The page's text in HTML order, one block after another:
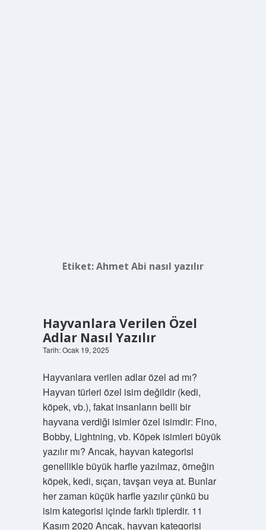
Etiket:Ahmet Abi nasıl yazılır
Hayvanlara Verilen Özel
Adlar Nasıl Yazılır
Tarih: Ocak 19, 2025
Hayvanlara verilen adlar özel ad mı?
Hayvan türleri özel isim değildir (kedi,
köpek, vb.), fakat insanların belli bir
hayvana verdiği isimler özel isimdir: Fino,
Bobby, Lightning, vb. Köpek isimleri büyük
yazılır mı? Ancak, hayvan kategorisi
genellikle büyük harfle yazılmaz, örneğin
köpek, kedi, sıçan, tavşan veya at. Bunlar
her zaman küçük harfle yazılır çünkü bu
isim kategorisi içinde farklı tiplerdir. 11
Kasım 2020 Ancak, hayvan kategorisi